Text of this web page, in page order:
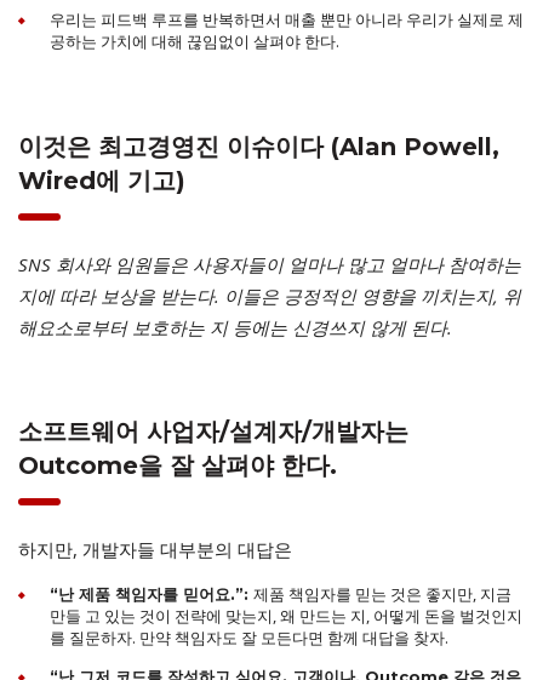
우리는 피드백 루프를 반복하면서 매출 뿐만 아니라 우리가 실제로 제
공하는 가치에 대해 끊임없이 살펴야 한다.
이것은 최고경영진 이슈이다 (Alan Powell,
Wired에 기고)
SNS 회사와 임원들은 사용자들이 얼마나 많고 얼마나 참여하는
지에 따라 보상을 받는다. 이들은 긍정적인 영향을 끼치는지, 위
해요소로부터 보호하는 지 등에는 신경쓰지 않게 된다.
소프트웨어 사업자/설계자/개발자는
Outcome을 잘 살펴야 한다.
하지만, 개발자들 대부분의 대답은
“난 제품 책임자를 믿어요.”: 제품 책임자를 믿는 것은 좋지만, 지금
만들 고 있는 것이 전략에 맞는지, 왜 만드는 지, 어떻게 돈을 벌것인지
를 질문하자. 만약 책임자도 잘 모든다면 함께 대답을 찾자.
“난 그저 코드를 작성하고 싶어요. 고객이나, Outcome 같은 것은